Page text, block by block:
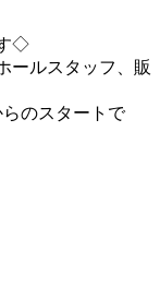
◇
ールスタッフ、販
のスタートで